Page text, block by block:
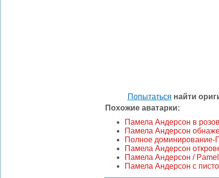
Попытаться найти
Похожие аватарки:
Памела Андерсон в
Памела Андерсон
Полное доминирование-
Памела Андерсон
Памела Андерсон /
Памела Андерсон с